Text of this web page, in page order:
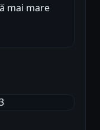
mai mare